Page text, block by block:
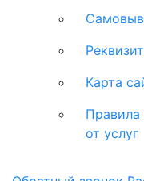
Карта
Правила
от услуг